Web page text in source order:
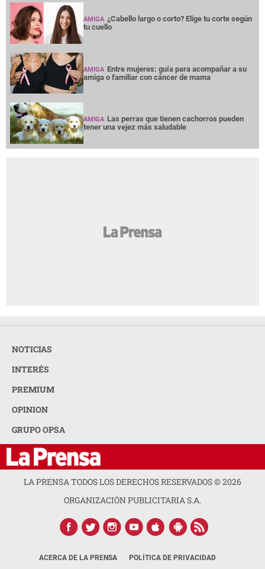
AMIGA ¿Cabello largo o corto? Elige tu corte según
tu cuello
AMIGA Entre mujeres: guía para acompañar a su
amiga o familiar con cáncer de mama
AMIGA Las perras que tienen cachorros pueden
tener una vejez más saludable
NOTICIAS
INTERÉS
PREMIUM
OPINION
GRUPO OPSA
LA PRENSA TODOS LOS DERECHOS RESERVADOS ©2026
ORGANIZACIÓN PUBLICITARIA S.A.
ACERCA DE LA PRENSA POLÍTICA DE PRIVACIDAD